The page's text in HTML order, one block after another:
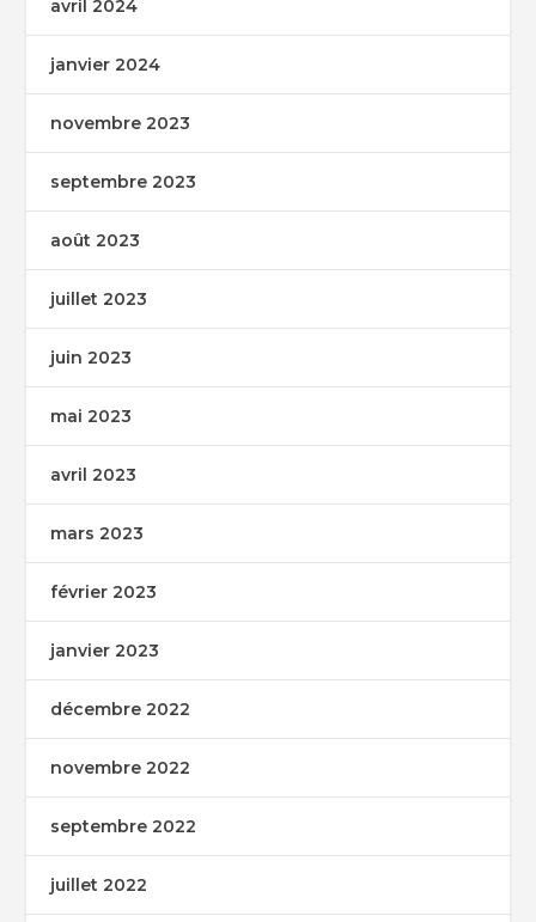
avril 2024
janvier 2024
novembre 2023
septembre 2023
août 2023
juillet 2023
juin 2023
mai 2023
avril 2023
mars 2023
février 2023
janvier 2023
décembre 2022
novembre 2022
septembre 2022
juillet 2022